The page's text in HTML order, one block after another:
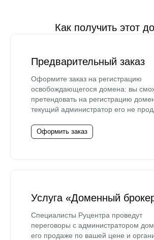
Как получить этот
Предварительный заказ
Оформите заказ на регистрацию
освобождающегося домена: вы
претендовать на регистрацию
текущий администратор его не
Оформить заказ
Услуга «Доменный
Специалисты Руцентра проведут
переговоры с администратором
его продаже по вашей цене и